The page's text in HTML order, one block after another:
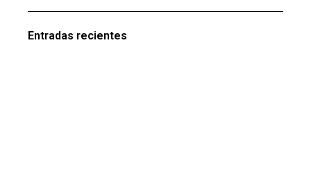
Entradas recientes